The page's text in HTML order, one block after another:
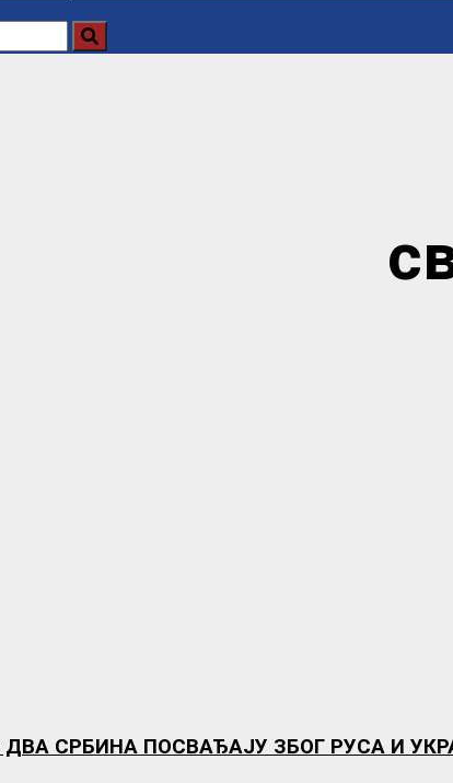
СРБИНА ПОСВАЂАЈУ ЗБОГ РУСА И